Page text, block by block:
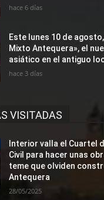
hace 6 días
Este lunes 10 de
Mixto Antequera», el
asiático en el antiguo
hace 3 días
VISITADAS
Interior valla el Cuartel
Civil para hacer unas
teme que olviden
Antequera
28/05/2025